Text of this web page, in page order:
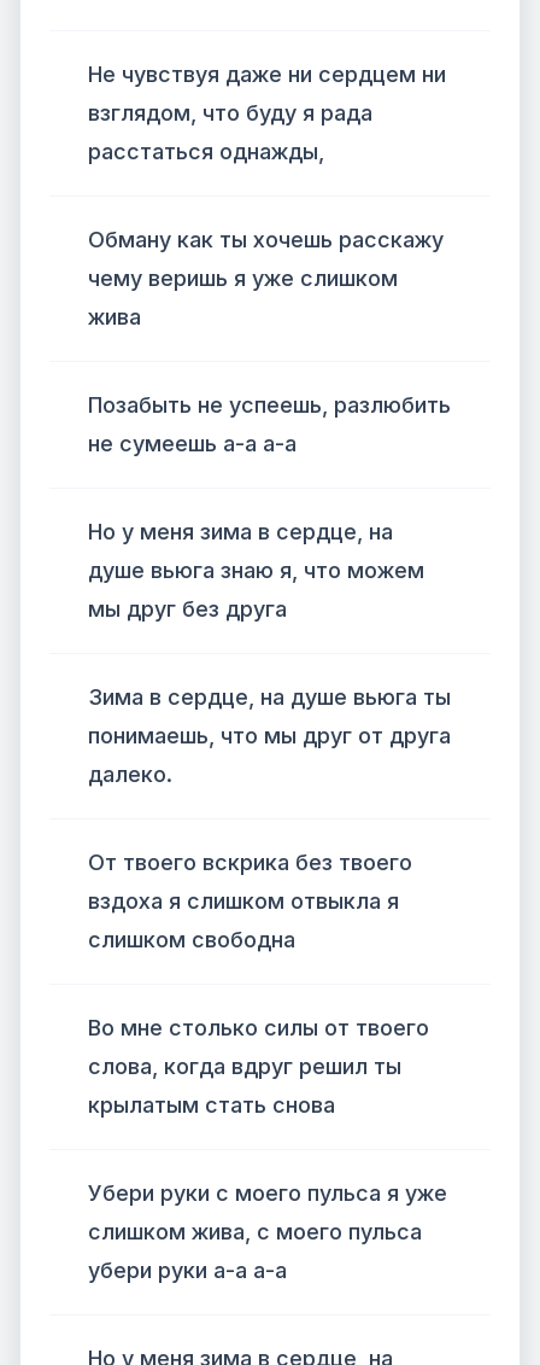
Не чувствуя даже ни сердцем ни
взглядом, что буду я рада
расстаться однажды,
Обману как ты хочешь расскажу
чему веришь я уже слишком
жива
Позабыть не успеешь, разлюбить
не сумеешь а-а а-а
Но у меня зима в сердце, на
душе вьюга знаю я, что можем
мы друг без друга
Зима в сердце, на душе вьюга ты
понимаешь, что мы друг от друга
далеко.
От твоего вскрика без твоего
вздоха я слишком отвыкла я
слишком свободна
Во мне столько силы от твоего
слова, когда вдруг решил ты
крылатым стать снова
Убери руки с моего пульса я уже
слишком жива, с моего пульса
убери руки а-а а-а
Но у меня зима в сердце, на